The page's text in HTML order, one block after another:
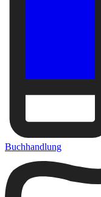
Buchhandlung